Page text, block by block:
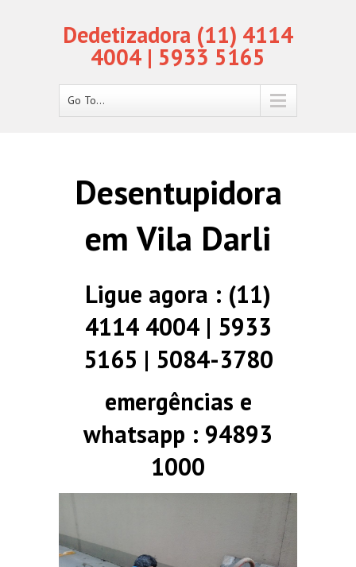
Dedetizadora (11) 4114
4004 | 5933 5165
Go To...
Desentupidora
em Vila Darli
Ligue agora : (11)
4114 4004 | 5933
5165 | 5084-3780
emergências e
whatsapp : 94893
1000